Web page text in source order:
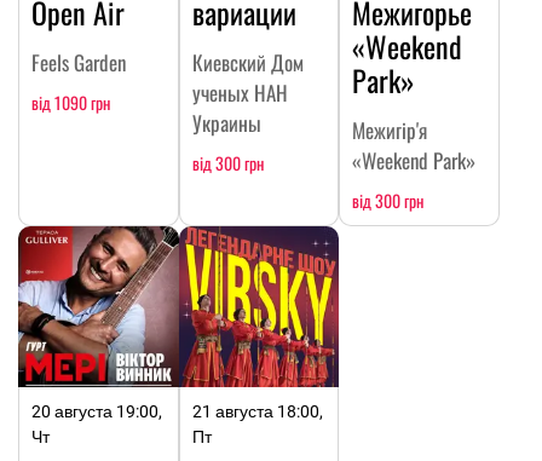
Open Air
Feels Garden
від 1090 грн
вариации
Киевский Дом
ученых НАН
Украины
від 300 грн
Межигорье
«Weekend
Park»
Межигір'я
«Weekend Park»
від 300 грн
20 августа 19:00,
Чт
21 августа 18:00,
Пт